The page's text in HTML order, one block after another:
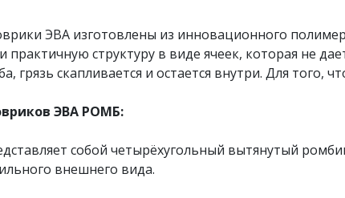
ЭВА изготовлены из инновационного
практичную структуру в виде ячеек, которая не
грязь скапливается и остается внутри. Для того,
ЭВА РОМБ:
собой четырёхугольный вытянутый
внешнего вида.